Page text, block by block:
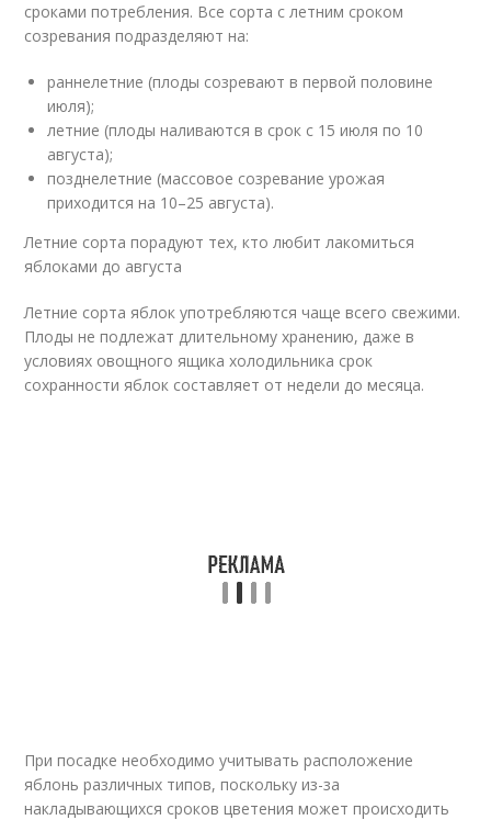
сроками потребления. Все сорта с летним сроком
созревания подразделяют на:
раннелетние (плоды созревают в первой половине
июля);
летние (плоды наливаются в срок с 15 июля по 10
августа);
позднелетние (массовое созревание урожая
приходится на 10–25 августа).
Летние сорта порадуют тех, кто любит лакомиться
яблоками до августа
Летние сорта яблок употребляются чаще всего свежими.
Плоды не подлежат длительному хранению, даже в
условиях овощного ящика холодильника срок
сохранности яблок составляет от недели до месяца.
При посадке необходимо учитывать расположение
яблонь различных типов, поскольку из-за
накладывающихся сроков цветения может происходить